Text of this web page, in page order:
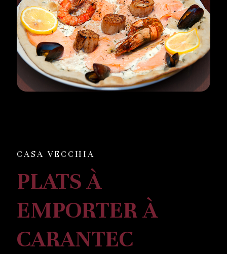
CASA VECCHIA
PLATS À
EMPORTER À
CARANTEC